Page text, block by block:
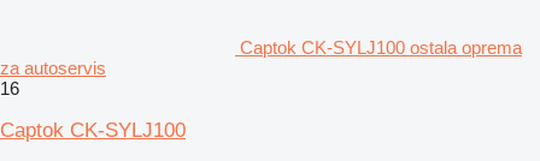
Captok CK-SYLJ100 ostala oprema
za autoservis
16
Captok CK-SYLJ100